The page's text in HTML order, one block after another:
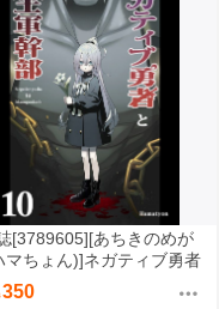
[3789605][あちきのめが
マちょん)]ネガティブ勇者
軍幹部10 (原創)
350